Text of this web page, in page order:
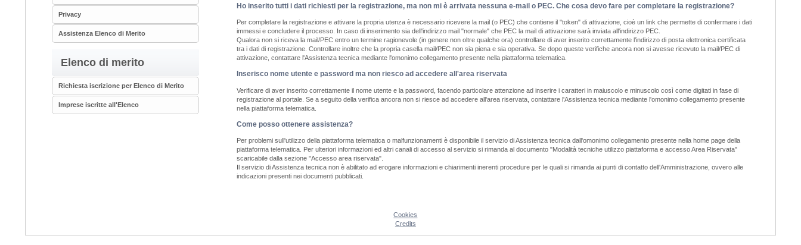
Privacy
Assistenza Elenco di Merito
Elenco di merito
Richiesta iscrizione per Elenco di Merito
Imprese iscritte all'Elenco
Ho inserito tutti i dati richiesti per la registrazione, ma non mi è arrivata nessuna e-mail o PEC. Che cosa devo fare per completare la registrazione?
Per completare la registrazione e attivare la propria utenza è necessario ricevere la mail (o PEC) che contiene il "token" di attivazione, cioè un link che permette di confermare i dati
immessi e concludere il processo. In caso di inserimento sia dell'indirizzo mail "normale" che PEC la mail di attivazione sarà inviata all'indirizzo PEC.
Qualora non si riceva la mail/PEC entro un termine ragionevole (in genere non oltre qualche ora) controllare di aver inserito correttamente l’indirizzo di posta elettronica certificata
tra i dati di registrazione. Controllare inoltre che la propria casella mail/PEC non sia piena e sia operativa. Se dopo queste verifiche ancora non si avesse ricevuto la mail/PEC di
attivazione, contattare l'Assistenza tecnica mediante l'omonimo collegamento presente nella piattaforma telematica.
Inserisco nome utente e password ma non riesco ad accedere all'area riservata
Verificare di aver inserito correttamente il nome utente e la password, facendo particolare attenzione ad inserire i caratteri in maiuscolo e minuscolo così come digitati in fase di
registrazione al portale. Se a seguito della verifica ancora non si riesce ad accedere all'area riservata, contattare l'Assistenza tecnica mediante l'omonimo collegamento presente
nella piattaforma telematica.
Come posso ottenere assistenza?
Per problemi sull'utilizzo della piattaforma telematica o malfunzionamenti è disponibile il servizio di Assistenza tecnica dall'omonimo collegamento presente nella home page della
piattaforma telematica. Per ulteriori informazioni ed altri canali di accesso al servizio si rimanda al documento "Modalità tecniche utilizzo piattaforma e accesso Area Riservata"
scaricabile dalla sezione "Accesso area riservata".
Il servizio di Assistenza tecnica non è abilitato ad erogare informazioni e chiarimenti inerenti procedure per le quali si rimanda ai punti di contatto dell'Amministrazione, ovvero alle
indicazioni presenti nei documenti pubblicati.
Cookies
Credits